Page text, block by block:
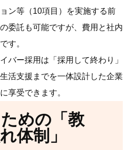
ン等（10項目）を実施する前
委託も可能ですが、費用と社内
す。
バー採用は「採用して終わり」
活支援までを一体設計した企業
享受できます。
めの「教
体制」